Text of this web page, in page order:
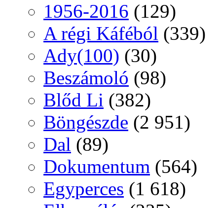
1956-2016 (129)
A régi Káféból (339)
Ady(100) (30)
Beszámoló (98)
Blőd Li (382)
Böngészde (2 951)
Dal (89)
Dokumentum (564)
Egyperces (1 618)